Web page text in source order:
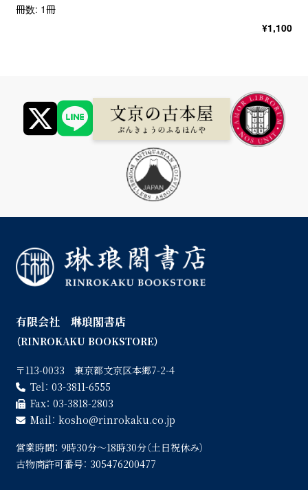
冊数: 1冊
¥1,100
有限会社 琳琅閣書店
（RINROKAKU BOOKSTORE）
〒113-0033 東京都文京区本郷7-2-4
Tel： 03-3811-6555
Fax： 03-3818-2803
Mail： kosho
rinrokaku.co.jp
営業時間： 9時30分〜18時30分（土日祝休み）
古物商許可番号： 305476200477